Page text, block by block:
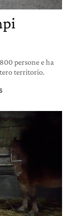
persone e ha
territorio.